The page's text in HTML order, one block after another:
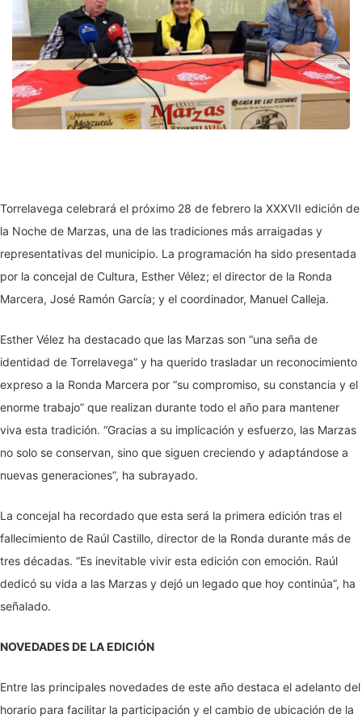
Torrelavega celebrará el próximo 28 de febrero la XXXVII edición de
la Noche de Marzas, una de las tradiciones más arraigadas y
representativas del municipio. La programación ha sido presentada
por la concejal de Cultura, Esther Vélez; el director de la Ronda
Marcera, José Ramón García; y el coordinador, Manuel Calleja.
Esther Vélez ha destacado que las Marzas son “una seña de
identidad de Torrelavega” y ha querido trasladar un reconocimiento
expreso a la Ronda Marcera por “su compromiso, su constancia y el
enorme trabajo” que realizan durante todo el año para mantener
viva esta tradición. “Gracias a su implicación y esfuerzo, las Marzas
no solo se conservan, sino que siguen creciendo y adaptándose a
nuevas generaciones”, ha subrayado.
La concejal ha recordado que esta será la primera edición tras el
fallecimiento de Raúl Castillo, director de la Ronda durante más de
tres décadas. “Es inevitable vivir esta edición con emoción. Raúl
dedicó su vida a las Marzas y dejó un legado que hoy continúa”, ha
señalado.
NOVEDADES DE LA EDICIÓN
Entre las principales novedades de este año destaca el adelanto del
horario para facilitar la participación y el cambio de ubicación de la